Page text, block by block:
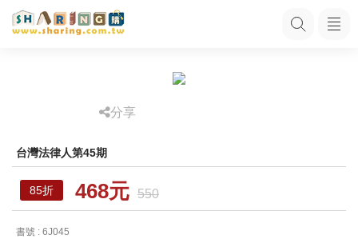
分享
台灣法律人第45期
85折 468元 550
書號 : 6J045